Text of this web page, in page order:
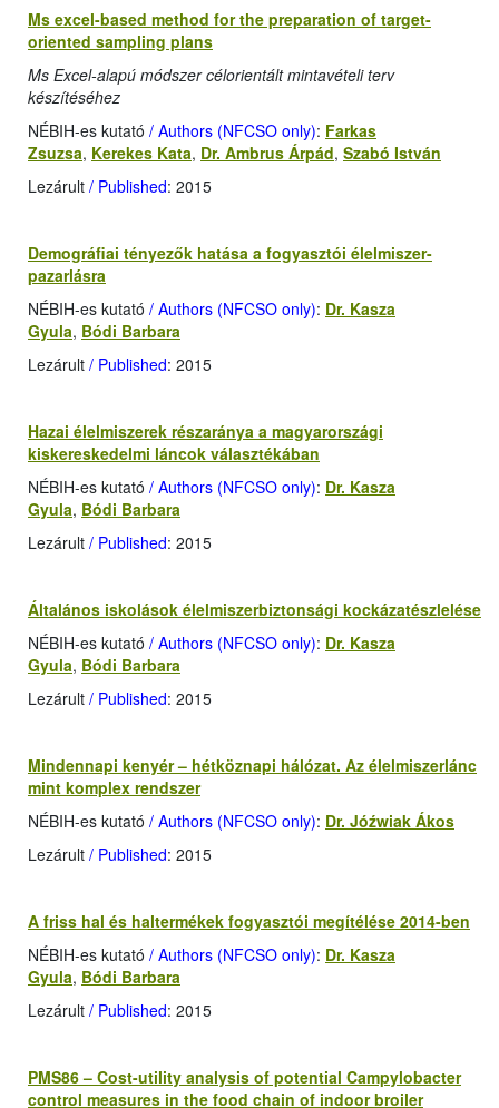
Ms excel-based method for the preparation of target-
oriented sampling plans
Ms Excel-alapú módszer célorientált mintavételi terv
készítéséhez
NÉBIH-es kutató / Authors (NFCSO only): Farkas
Zsuzsa, Kerekes Kata, Dr. Ambrus Árpád, Szabó István
Lezárult / Published: 2015
Demográfiai tényezők hatása a fogyasztói élelmiszer-
pazarlásra
NÉBIH-es kutató / Authors (NFCSO only): Dr. Kasza
Gyula, Bódi Barbara
Lezárult / Published: 2015
Hazai élelmiszerek részaránya a magyarországi
kiskereskedelmi láncok választékában
NÉBIH-es kutató / Authors (NFCSO only): Dr. Kasza
Gyula, Bódi Barbara
Lezárult / Published: 2015
Általános iskolások élelmiszerbiztonsági kockázatészlelése
NÉBIH-es kutató / Authors (NFCSO only): Dr. Kasza
Gyula, Bódi Barbara
Lezárult / Published: 2015
Mindennapi kenyér – hétköznapi hálózat. Az élelmiszerlánc
mint komplex rendszer
NÉBIH-es kutató / Authors (NFCSO only): Dr. Jóźwiak Ákos
Lezárult / Published: 2015
A friss hal és haltermékek fogyasztói megítélése 2014-ben
NÉBIH-es kutató / Authors (NFCSO only): Dr. Kasza
Gyula, Bódi Barbara
Lezárult / Published: 2015
PMS86 – Cost-utility analysis of potential Campylobacter
control measures in the food chain of indoor broiler